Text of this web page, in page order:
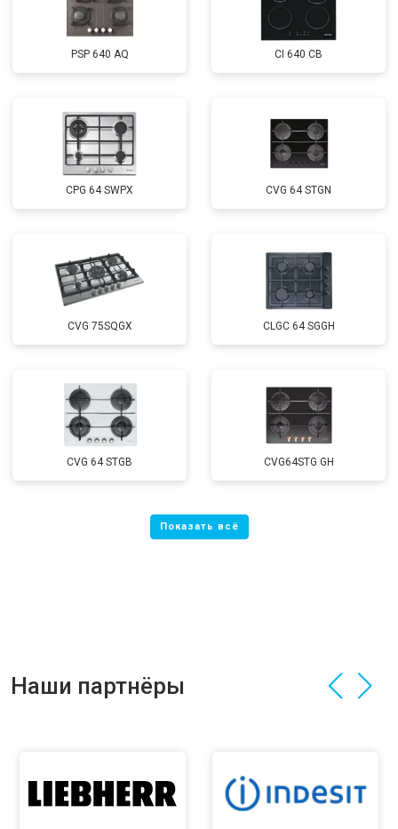
PSP 640 AQ CI 640 CB
CPG 64 SWPX CVG 64 STGN
CVG 75SQGX CLGC 64 SGGH
CVG 64 STGB CVG64STG GH
Наши партнёры